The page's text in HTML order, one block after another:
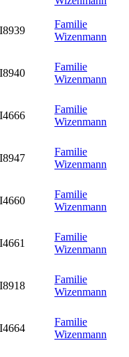
I8939
Familie
Wizenmann
I8940
Familie
Wizenmann
I4666
Familie
Wizenmann
I8947
Familie
Wizenmann
I4660
Familie
Wizenmann
I4661
Familie
Wizenmann
I8918
Familie
Wizenmann
I4664
Familie
Wizenmann